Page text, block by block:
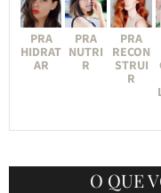
PRA
HIDRAT
AR
PRA
NUTRI
R
PRA
RECON
STRUI
R
O QUE